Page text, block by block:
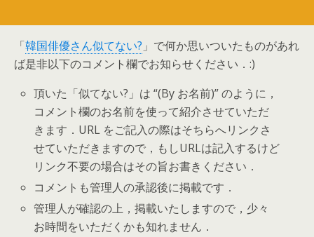
「韓国俳優さん似てない? 」で何か思いついたものがあれ
ば是非以下のコメント欄でお知らせください．:)
頂いた「似てない?」は “(By お名前)” のように，
コメント欄のお名前を使って紹介させていただ
きます．URL をご記入の際はそちらへリンクさ
せていただきますので，もしURLは記入するけど
リンク不要の場合はその旨お書きください．
コメントも管理人の承認後に掲載です．
管理人が確認の上，掲載いたしますので，少々
お時間をいただくかも知れません．